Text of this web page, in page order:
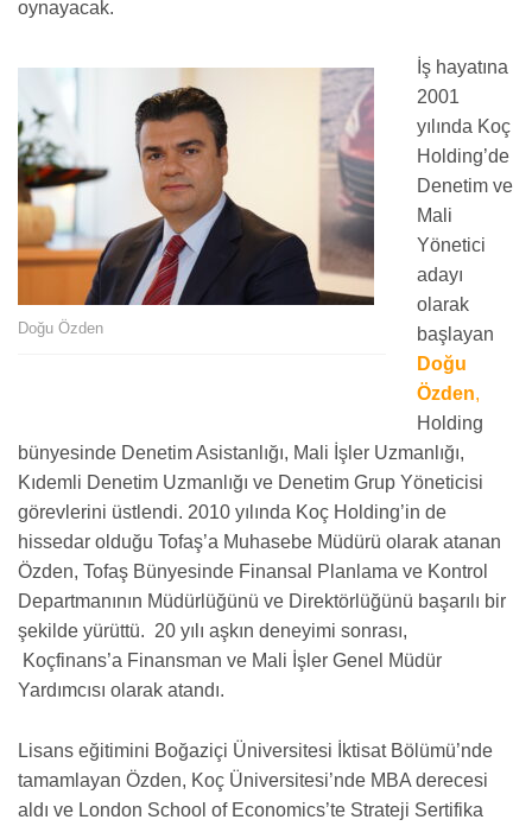
oynayacak.
Doğu Özden
İş hayatına
2001
yılında Koç
Holding’de
Denetim ve
Mali
Yönetici
adayı
olarak
başlayan
Doğu
Özden,
Holding
bünyesinde Denetim Asistanlığı, Mali İşler Uzmanlığı,
Kıdemli Denetim Uzmanlığı ve Denetim Grup Yöneticisi
görevlerini üstlendi. 2010 yılında Koç Holding’in de
hissedar olduğu Tofaş’a Muhasebe Müdürü olarak atanan
Özden, Tofaş Bünyesinde Finansal Planlama ve Kontrol
Departmanının Müdürlüğünü ve Direktörlüğünü başarılı bir
şekilde yürüttü. 20 yılı aşkın deneyimi sonrası,
Koçfinans’a Finansman ve Mali İşler Genel Müdür
Yardımcısı olarak atandı.
Lisans eğitimini Boğaziçi Üniversitesi İktisat Bölümü’nde
tamamlayan Özden, Koç Üniversitesi’nde MBA derecesi
aldı ve London School of Economics’te Strateji Sertifika